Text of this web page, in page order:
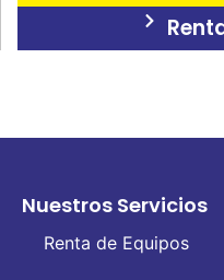
Nuestros Servicios
Renta de Equipos